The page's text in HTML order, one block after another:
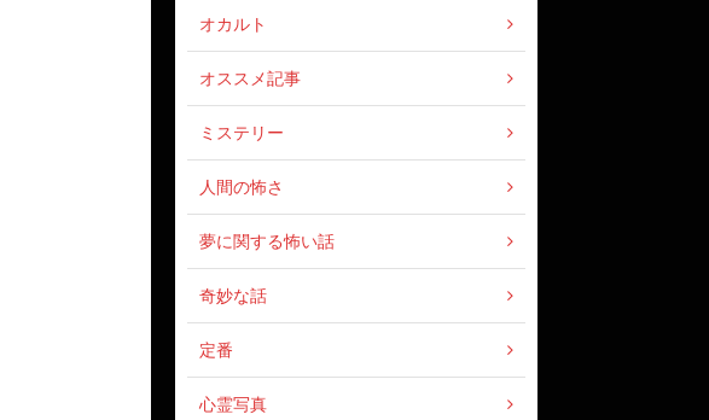
オカルト
オススメ記事
ミステリー
人間の怖さ
夢に関する怖い話
奇妙な話
定番
心霊写真